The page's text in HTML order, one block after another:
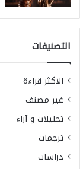
التصنيفات
الاكثر قراءة
غير مصنف
تحليلات و آراء
ترجمات
دراسات